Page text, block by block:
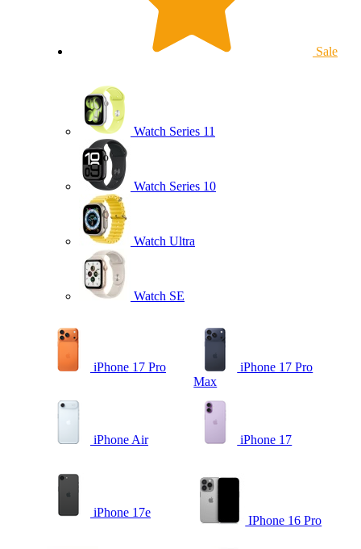
Sale
Watch Series 11
Watch Series 10
Watch Ultra
Watch SE
iPhone 17 Pro
iPhone 17 Pro
Max
iPhone Air iPhone 17
iPhone 17e
IPhone 16 Pro